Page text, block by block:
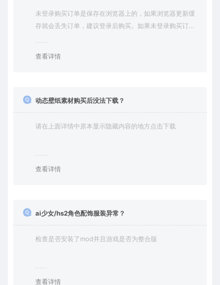
未登录购买订单是保存在浏览器上的，如果浏览器更新缓
存就会丢失订单，建议登录后购买。如果未登录购买订单
查看详情
动态壁纸素材购买后没法下载？
请在上面详情中原本显示隐藏内容的地方点击下载
查看详情
ai少女/hs2角色配饰服装异常？
检查是否安装了mod并且游戏是否为整合版
查看详情